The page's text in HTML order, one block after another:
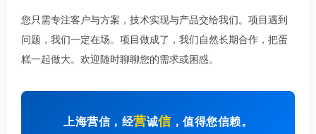
您只需专注客户与方案，技术实现与产品交给我们。项目遇到
问题，我们一定在场。项目做成了，我们自然长期合作，把蛋
糕一起做大。欢迎随时聊聊您的需求或困惑。
上海营信，经营诚信，值得您信赖。